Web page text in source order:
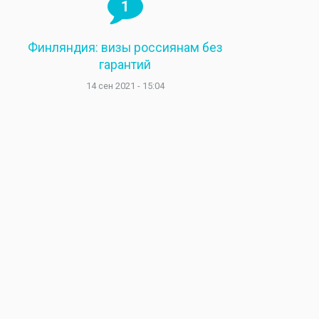
1
Финляндия: визы россиянам без
гарантий
14 сен 2021 - 15:04